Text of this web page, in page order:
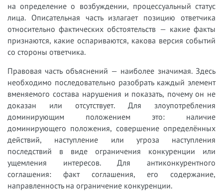
на определение о возбуждении, процессуальный статус
лица. Описательная часть излагает позицию ответчика
относительно фактических обстоятельств — какие факты
признаются, какие оспариваются, какова версия событий
со стороны ответчика.
Правовая часть объяснений — наиболее значимая. Здесь
необходимо последовательно разобрать каждый элемент
вменяемого состава нарушения и показать, почему он не
доказан или отсутствует. Для злоупотребления
доминирующим положением это: наличие
доминирующего положения, совершение определённых
действий, наступление или угроза наступления
последствий в виде ограничения конкуренции или
ущемления интересов. Для антиконкурентного
соглашения: факт соглашения, его содержание,
направленность на ограничение конкуренции.